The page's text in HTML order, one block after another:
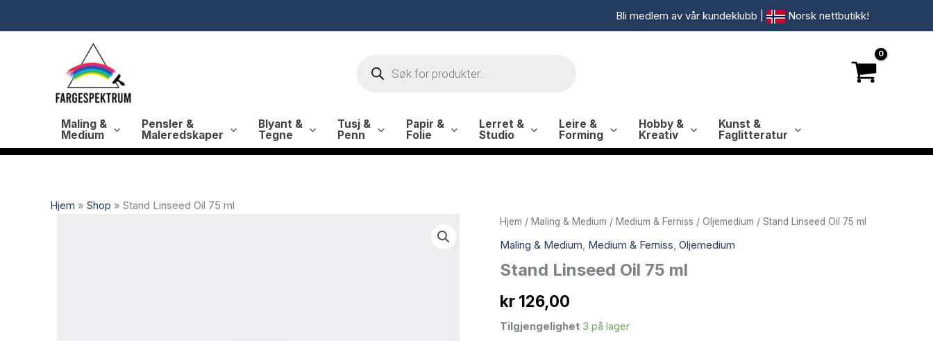
Bli medlem av vår kundeklubb Norsk nettbutikk!
search
Maling &
Medium
Pensler &
Maleredskaper
Blyant &
Tegne
Tusj &
Penn
Papir &
Folie
Lerret &
Studio
Leire &
Forming
Hobby &
Kreativ
Kunst &
Faglitteratur
Hjem » Shop » Stand Linseed Oil 75 ml
Hjem / Maling & Medium / Medium & Ferniss / Oljemedium / Stand Linseed Oil 75 ml
Maling & Medium Medium & Ferniss Oljemedium
Stand Linseed Oil 75 ml
kr 126,00
Tilgjengelighet 3 på lager